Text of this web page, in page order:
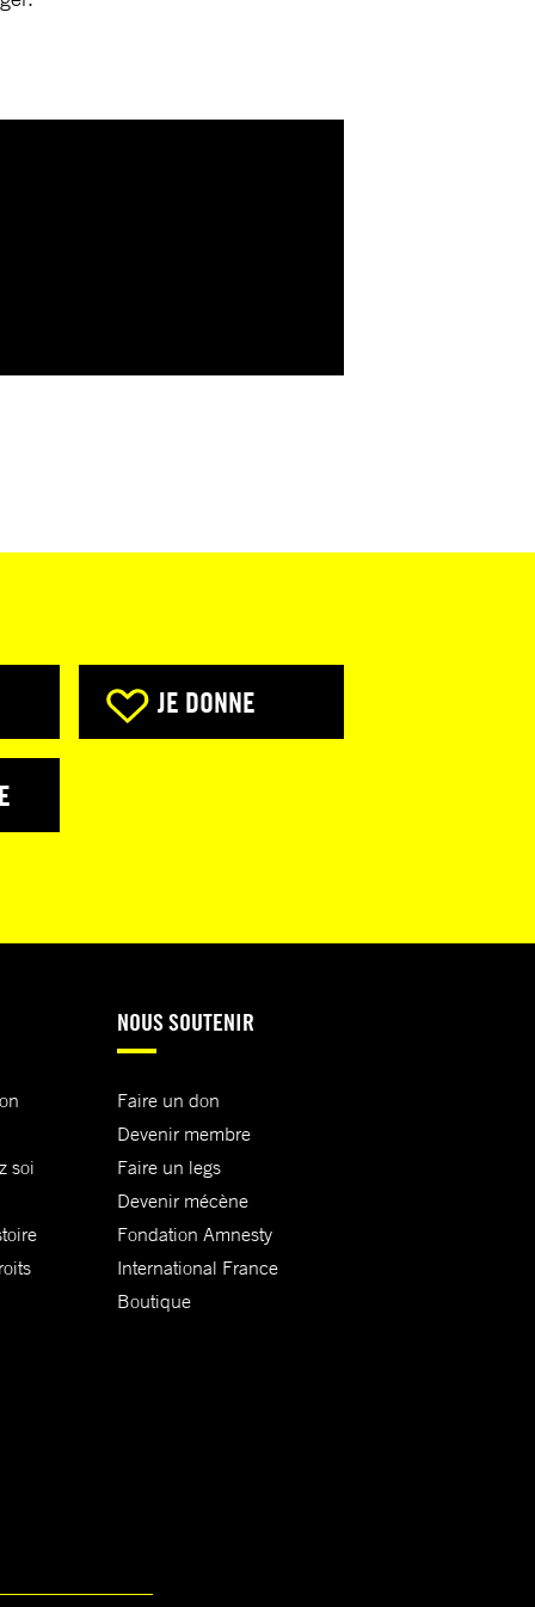
JE DONNE
soi
NOUS SOUTENIR
Faire un don
Devenir membre
Faire un legs
Devenir mécène
Fondation Amnesty
International France
Boutique